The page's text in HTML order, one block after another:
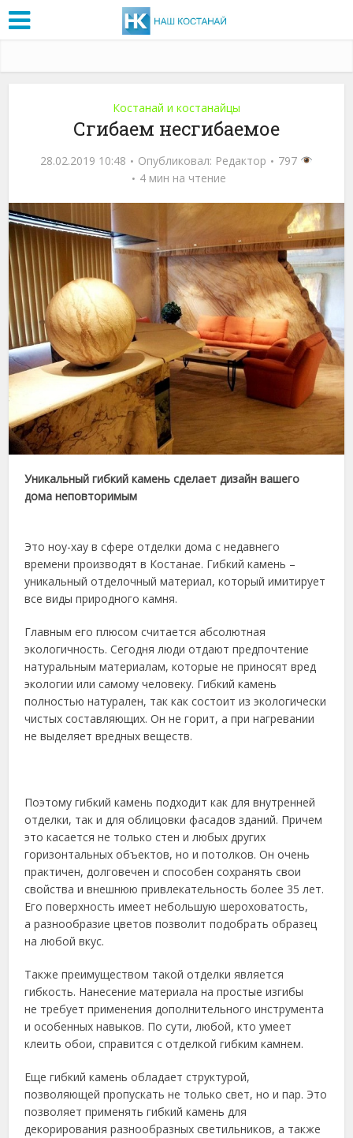
Костанай и костанайцы
Сгибаем несгибаемое
28.02.2019 10:48 Опубликовал: Редактор
797
4 мин на чтение
Уникальный гибкий камень сделает дизайн вашего
дома неповторимым
Это ноу-хау в сфере отделки дома с недавнего
времени производят в Костанае. Гибкий камень –
уникальный отделочный материал, который имитирует
все виды природного камня.
Главным его плюсом считается абсолютная
экологичность. Сегодня люди отдают предпочтение
натуральным материалам, которые не приносят вред
экологии или самому человеку. Гибкий камень
полностью натурален, так как состоит из экологически
чистых составляющих. Он не горит, а при нагревании
не выделяет вредных веществ.
Поэтому гибкий камень подходит как для внутренней
отделки, так и для облицовки фасадов зданий. Причем
это касается не только стен и любых других
горизонтальных объектов, но и потолков. Он очень
практичен, долговечен и способен сохранять свои
свойства и внешнюю привлекательность более 35 лет.
Его поверхность имеет небольшую шероховатость,
а разнообразие цветов позволит подобрать образец
на любой вкус.
Также преимуществом такой отделки является
гибкость. Нанесение материала на простые изгибы
не требует применения дополнительного инструмента
и особенных навыков. По сути, любой, кто умеет
клеить обои, справится с отделкой гибким камнем.
Еще гибкий камень обладает структурой,
позволяющей пропускать не только свет, но и пар. Это
позволяет применять гибкий камень для
декорирования разнообразных светильников, а также